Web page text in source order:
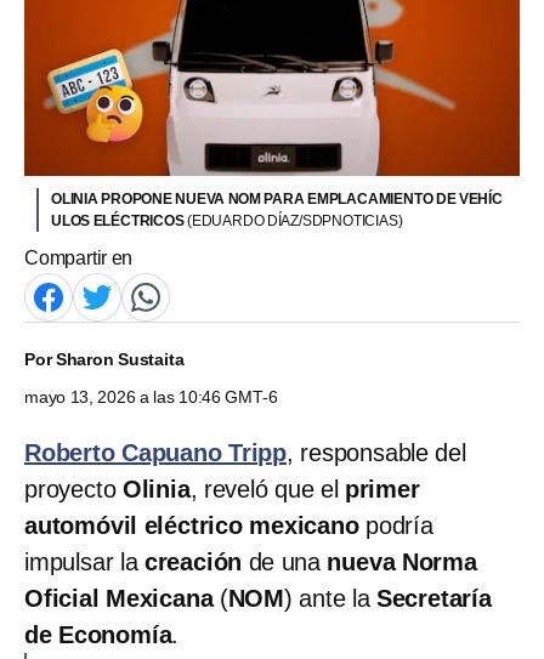
OLINIA PROPONE NUEVA NOM PARA EMPLACAMIENTO DE VEHÍC
ULOS ELÉCTRICOS(EDUARDO DÍAZ/SDPNOTICIAS)
Compartir en
PorSharon Sustaita
mayo 13, 2026 a las 10:46 GMT-6
Roberto Capuano Tripp, responsable del
proyecto Olinia, reveló que el primer
automóvil eléctrico mexicanopodría
impulsar la creación de una nueva Norma
Oficial Mexicana (NOM) ante la Secretaría
de Economía.